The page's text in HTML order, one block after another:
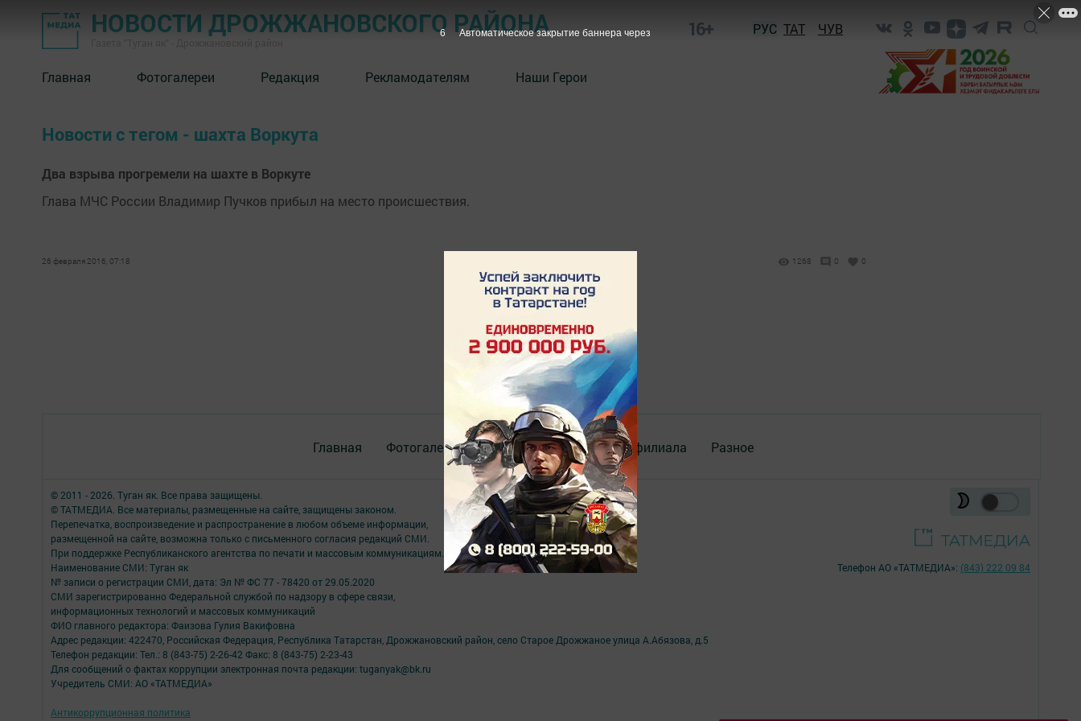
НОВОСТИ ДРОЖЖАНОВСКОГО РАЙОНА 16+ РУС ТАТ ЧУВ
Главная Фотогалереи Редакция Рекламодателям Наши Герои
Новости с тегом - шахта Воркута
Два взрыва прогремели на шахте в Воркуте
Глава МЧС России Владимир Пучков прибыл на место происшествия.
26 февраля 2016, 07:18 1268 0 0
Главная Фотогалереи Опросы Документы филиала Разное
© 2011 - 2026. Туган як. Все права защищены.
© ТАТМЕДИА. Все материалы, размещенные на сайте, защищены законом.
Перепечатка, воспроизведение и распространение в любом объеме информации,
размещенной на сайте, возможна только с письменного согласия редакций СМИ.
При поддержке Республиканского агентства по печати и массовым коммуникациям.
Наименование СМИ: Туган як
№ записи о регистрации СМИ, дата: Эл № ФС 77 - 78420 от 29.05.2020
СМИ зарегистрированно Федеральной службой по надзору в сфере связи,
информационных технологий и массовых коммуникаций
ФИО главного редактора: Фаизова Гулия Вакифовна
Адрес редакции: 422470, Российская Федерация, Республика Татарстан, Дрожжановский район, село Старое Дрожжаное улица А.Абязова, д.5
Телефон редакции: Тел.: 8 (843-75) 2-26-42 Факс: 8 (843-75) 2-23-43
Для сообщений о фактах коррупции электронная почта редакции: tuganyak@bk.ru
Учредитель СМИ: АО «ТАТМЕДИА»
Антикоррупционная политика
Телефон АО «ТАТМЕДИА»: (843) 222 09 84
6 Автоматическое закрытие баннера через